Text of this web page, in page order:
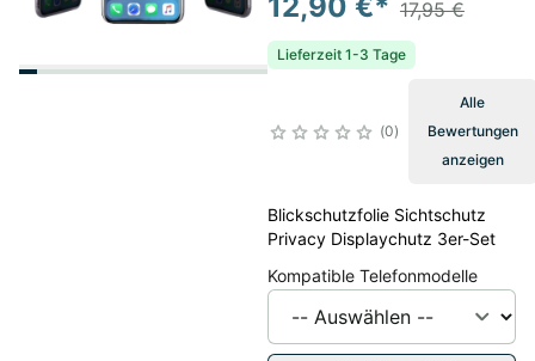
17,95 €
Lieferzeit 1-3 Tage
0
Alle
Bewertungen
anzeigen
Blickschutzfolie Sichtschutz
Privacy Displaychutz 3er-Set
Kompatible Telefonmodelle